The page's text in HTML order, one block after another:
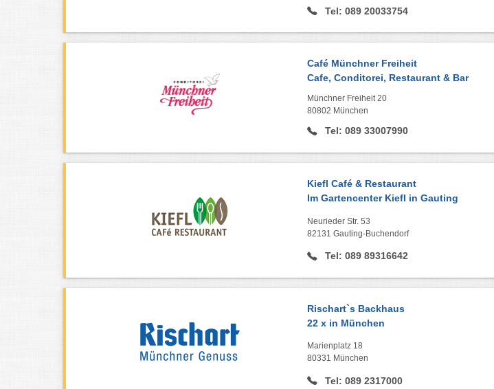
Tel: 089 20033754
Café Münchner Freiheit
Cafe, Conditorei, Restaurant & Bar
Münchner Freiheit 20
80802 München
Tel: 089 33007990
Kiefl Café & Restaurant
Im Gartencenter Kiefl in Gauting
Neurieder Str. 53
82131 Gauting-Buchendorf
Tel: 089 89316642
Rischart`s Backhaus
22 x in München
Marienplatz 18
80331 München
Tel: 089 2317000